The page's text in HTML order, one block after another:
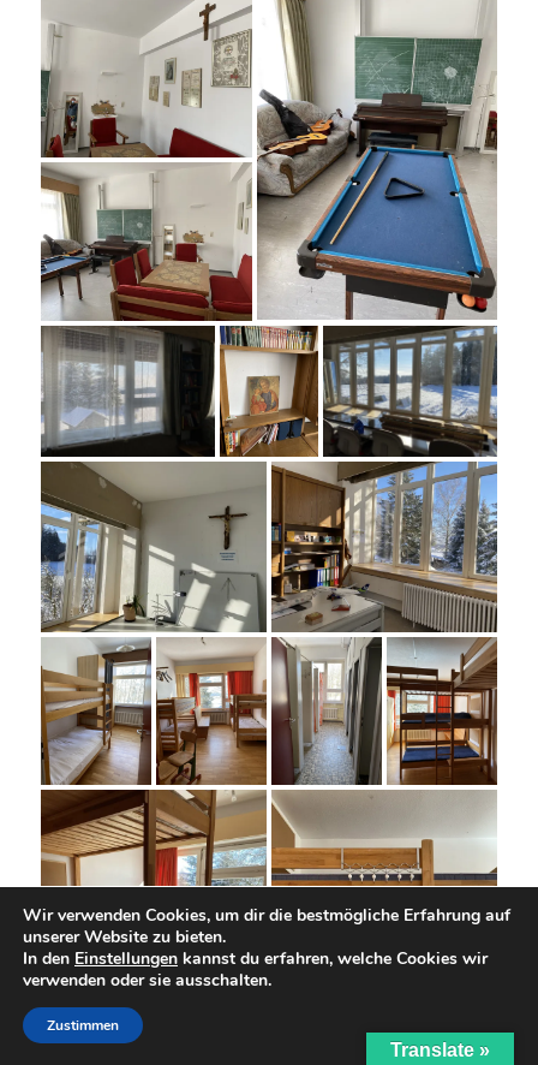
Translate »
Wir verwenden Cookies, um dir die bestmögliche Erfahrung auf
unserer Website zu bieten.
In den Einstellungen kannst du erfahren, welche Cookies wir
verwenden oder sie ausschalten.
Zustimmen